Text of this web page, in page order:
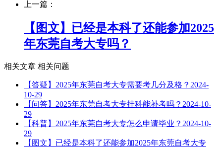
上一篇：
【图文】已经是本科了还能参加2025
年东莞自考大专吗？
相关文章 相关问题
【答疑】2025年东莞自考大专需要考几分及格？ 2024-
10-29
【问答】2025年东莞自考大专挂科能补考吗？ 2024-10-
29
【科普】2025年东莞自考大专怎么申请毕业？ 2024-10-
29
【图文】已经是本科了还能参加2025年东莞自考大专